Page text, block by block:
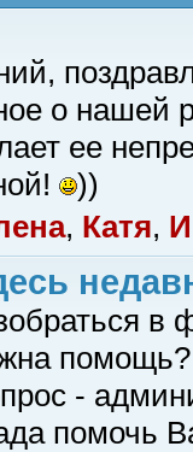
о нашей
ее
))
, Катя,
в
помощь?
-
помочь